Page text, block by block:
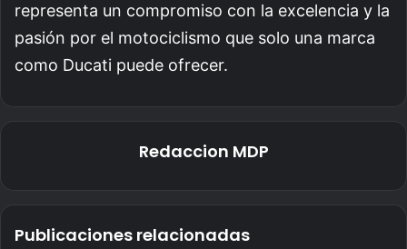
representa un compromiso con la excelencia y la
pasión por el motociclismo que solo una marca
como Ducati puede ofrecer.
Redaccion MDP
Publicaciones relacionadas